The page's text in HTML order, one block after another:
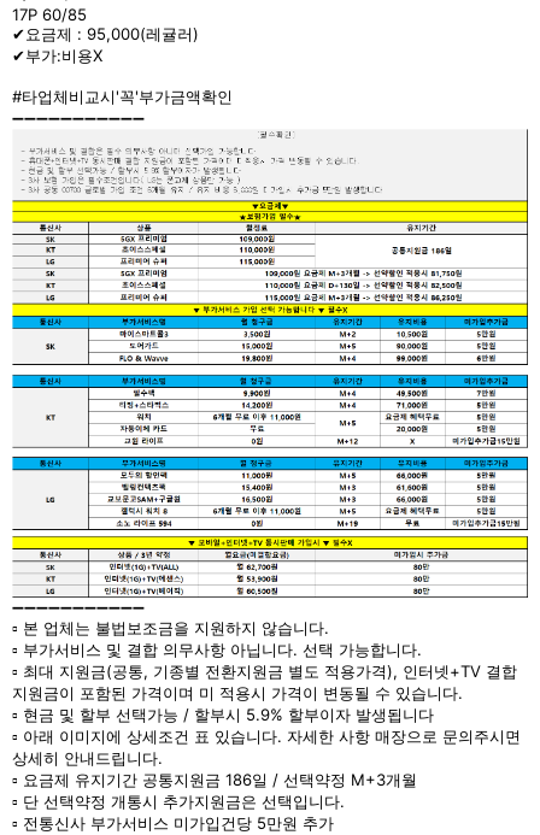
17P 60/85
✔요금제 : 95,000(레귤러)
✔부가:비용X
#타업체비교시'꼭'부가금액확인
➖➖➖➖➖➖➖➖➖➖➖
➖➖➖➖➖➖➖➖➖➖➖
▫ 본 업체는 불법보조금을 지원하지 않습니다.
▫ 부가서비스 및 결합 의무사항 아닙니다. 선택 가능합니다.
▫ 최대 지원금(공통, 기종별 전환지원금 별도 적용가격), 인터넷+TV 결합
지원금이 포함된 가격이며 미 적용시 가격이 변동될 수 있습니다.
▫ 현금 및 할부 선택가능 / 할부시 5.9% 할부이자 발생됩니다
▫ 아래 이미지에 상세조건 표 있습니다. 자세한 사항 매장으로 문의주시면
상세히 안내드립니다.
▫ 요금제 유지기간 공통지원금 186일 / 선택약정 M+3개월
▫ 단 선택약정 개통시 추가지원금은 선택입니다.
▫ 전통신사 부가서비스 미가입건당 5만원 추가